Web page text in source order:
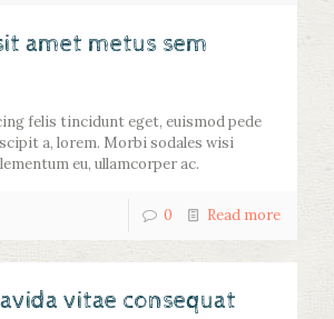
amet metus sem
felis tincidunt eget, euismod pede
a, lorem. Morbi sodales wisi
eu, ullamcorper ac.
0 Read more
vitae consequat